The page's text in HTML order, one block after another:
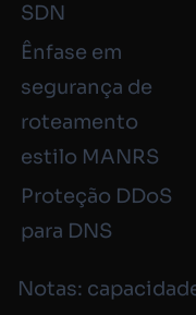
SDN
Ênfase em
segurança de
roteamento
estilo MANRS
Proteção DDoS
para DNS
Notas: